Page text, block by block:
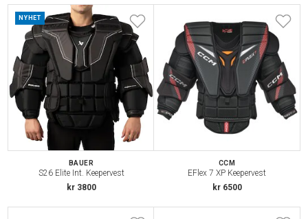
NYHET
BAUER
S26 Elite Int. Keepervest
kr 3800
CCM
EFlex 7 XP Keepervest
kr 6500